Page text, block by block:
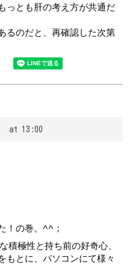
っとも肝の考え方が共通だ
るのだと、再確認した次第
at 13:00
！の巻。^^；
積極性と持ち前の好奇心、
もとに、パソコンにて様々